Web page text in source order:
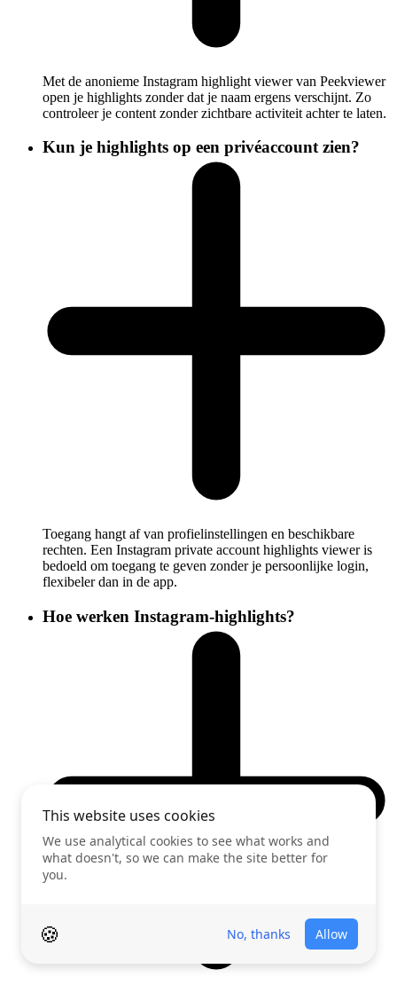
Met de anonieme Instagram highlight viewer van Peekviewer
open je highlights zonder dat je naam ergens verschijnt. Zo
controleer je content zonder zichtbare activiteit achter te laten.
Kun je highlights op een privéaccount zien?
Toegang hangt af van profielinstellingen en beschikbare
rechten. Een Instagram private account highlights viewer is
bedoeld om toegang te geven zonder je persoonlijke login,
flexibeler dan in de app.
Hoe werken Instagram-highlights?